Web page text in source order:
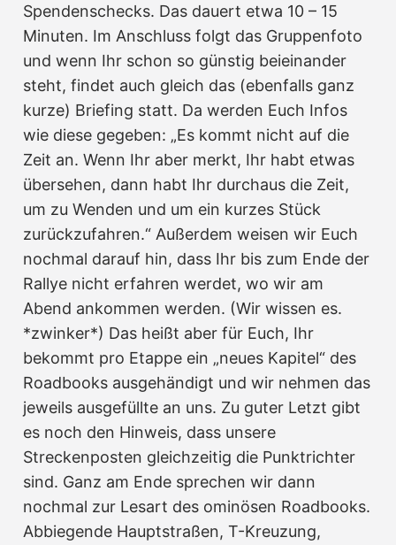
Spendenschecks. Das dauert etwa 10 – 15
Minuten. Im Anschluss folgt das Gruppenfoto
und wenn Ihr schon so günstig beieinander
steht, findet auch gleich das (ebenfalls ganz
kurze) Briefing statt. Da werden Euch Infos
wie diese gegeben: „Es kommt nicht auf die
Zeit an. Wenn Ihr aber merkt, Ihr habt etwas
übersehen, dann habt Ihr durchaus die Zeit,
um zu Wenden und um ein kurzes Stück
zurückzufahren.“ Außerdem weisen wir Euch
nochmal darauf hin, dass Ihr bis zum Ende der
Rallye nicht erfahren werdet, wo wir am
Abend ankommen werden. (Wir wissen es.
*zwinker*) Das heißt aber für Euch, Ihr
bekommt pro Etappe ein „neues Kapitel“ des
Roadbooks ausgehändigt und wir nehmen das
jeweils ausgefüllte an uns. Zu guter Letzt gibt
es noch den Hinweis, dass unsere
Streckenposten gleichzeitig die Punktrichter
sind. Ganz am Ende sprechen wir dann
nochmal zur Lesart des ominösen Roadbooks.
Abbiegende Hauptstraßen, T-Kreuzung,